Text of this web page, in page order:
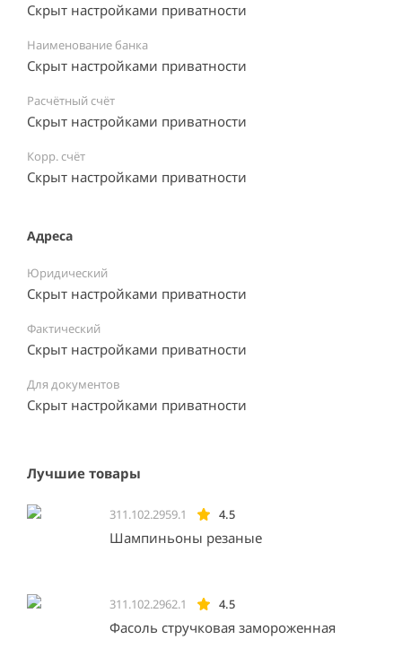
Скрыт настройками приватности
Наименование банка
Скрыт настройками приватности
Расчётный счёт
Скрыт настройками приватности
Корр. счёт
Скрыт настройками приватности
Адреса
Юридический
Скрыт настройками приватности
Фактический
Скрыт настройками приватности
Для документов
Скрыт настройками приватности
Лучшие товары
311.102.2959.1 4.5
Шампиньоны резаные
311.102.2962.1 4.5
Фасоль стручковая замороженная